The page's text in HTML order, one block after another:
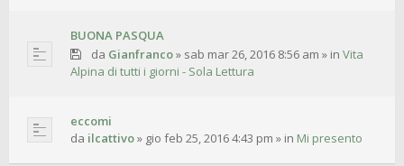
BUONA PASQUA
da Gianfranco» sab mar 26, 2016 8:56 am » in Vita
Alpina di tutti i giorni - Sola Lettura
eccomi
da ilcattivo» gio feb 25, 2016 4:43 pm » in Mi presento